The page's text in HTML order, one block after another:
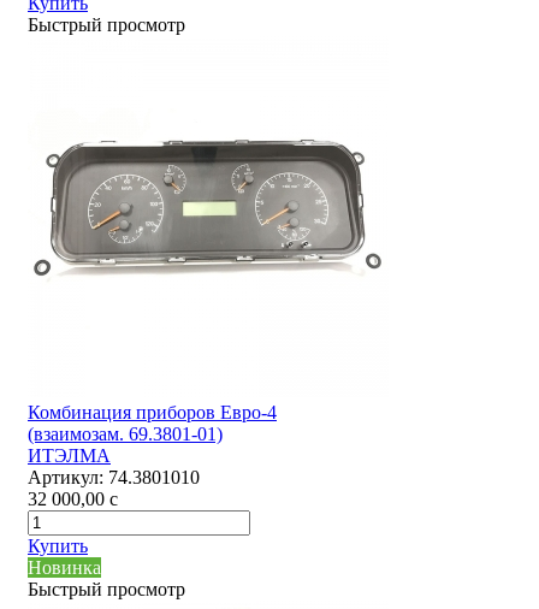
Быстрый просмотр
Комбинация приборов Евро-4
(взаимозам. 69.3801-01)
ИТЭЛМА
Артикул: 74.3801010
32 000,00 c
Купить
Новинка
Быстрый просмотр